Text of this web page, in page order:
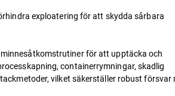
exploatering för att skydda sårbara
för att upptäcka och
containerrymningar, skadlig
vilket säkerställer robust försvar